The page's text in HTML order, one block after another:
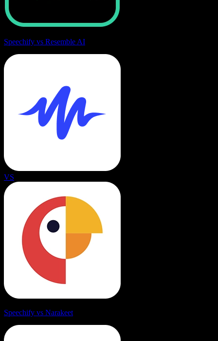
Speechify vs Resemble AI
VS
Speechify vs Narakeet